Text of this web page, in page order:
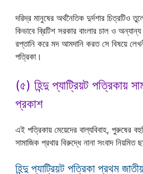
দরিদ্র মানুষের অর্থনৈতিক দুর্দশার চিত্রটিও
কিভাবে ব্রিটিশ সরকার বাংলার চাল ও
রপ্তানি করে মদ আমদানি করত সে বিষয়ে
পত্রিকা।
(৫) হিন্দু প্যাট্রিয়ট পত্রিকায়
প্রকাশ
এই পত্রিকায় মেয়েদের বাল্যবিবাহ, পুরুষের
সামাজিক প্রথার বিরুদ্ধে নানা সংবাদ নিয়মিত
হিন্দু প্যাট্রিয়ট পত্রিকা প্রথম